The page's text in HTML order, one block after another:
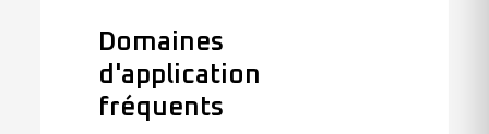
Domaines
d'application
fréquents